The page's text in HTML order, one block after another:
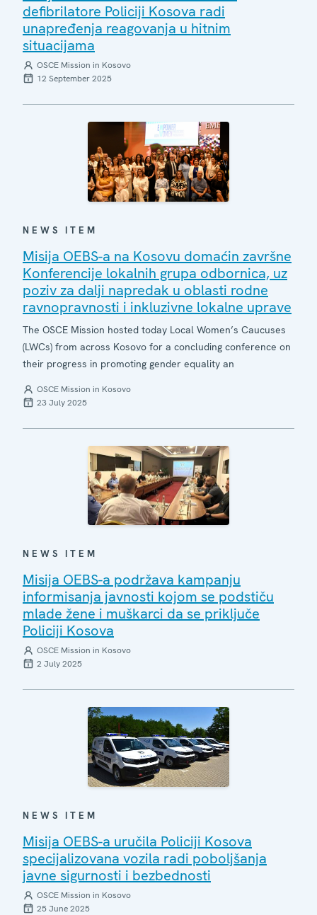
defibrilatore Policiji Kosova radi
unapređenja reagovanja u hitnim
situacijama
OSCE Mission in Kosovo
12 September 2025
NEWS ITEM
Misija OEBS-a na Kosovu domaćin završne
Konferencije lokalnih grupa odbornica, uz
poziv za dalji napredak u oblasti rodne
ravnopravnosti i inkluzivne lokalne uprave
The OSCE Mission hosted today Local Women’s Caucuses
(LWCs) from across Kosovo for a concluding conference on
their progress in promoting gender equality an
OSCE Mission in Kosovo
23 July 2025
NEWS ITEM
Misija OEBS-a podržava kampanju
informisanja javnosti kojom se podstiču
mlade žene i muškarci da se priključe
Policiji Kosova
OSCE Mission in Kosovo
2 July 2025
NEWS ITEM
Misija OEBS-a uručila Policiji Kosova
specijalizovana vozila radi poboljšanja
javne sigurnosti i bezbednosti
OSCE Mission in Kosovo
25 June 2025